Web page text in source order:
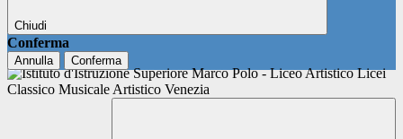
Chiudi
Conferma
Annulla Conferma